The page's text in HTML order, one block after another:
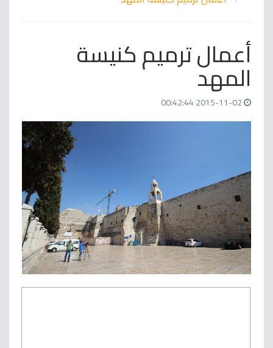
أعمال ترميم كنيسة
المهد
2015-11-02 00:42:44